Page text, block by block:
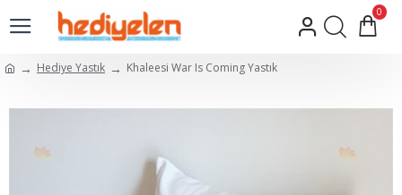
0
Hediye Yastık Khaleesi War Is Coming Yastık